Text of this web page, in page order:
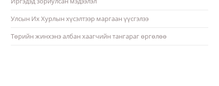
Улсын Их Хурлын хүсэлтээр маргаан үүсгэлээ
Төрийн жинхэнэ албан хаагчийн тангараг өргөлөө